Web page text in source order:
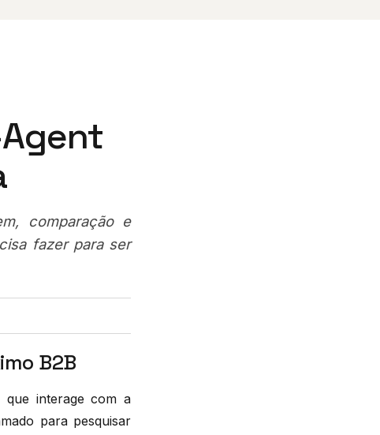
comparação e
fazer para ser
B2B
interage com a
para pesquisar